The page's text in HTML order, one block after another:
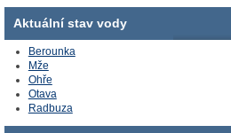
Aktuální stav vody
Berounka
Mže
Ohře
Otava
Radbuza